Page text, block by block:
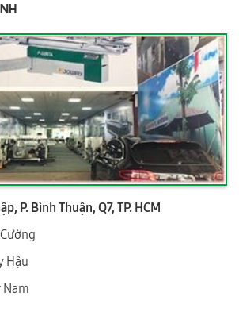
P. Bình Thuận, Q7, TP. HCM
Hậu